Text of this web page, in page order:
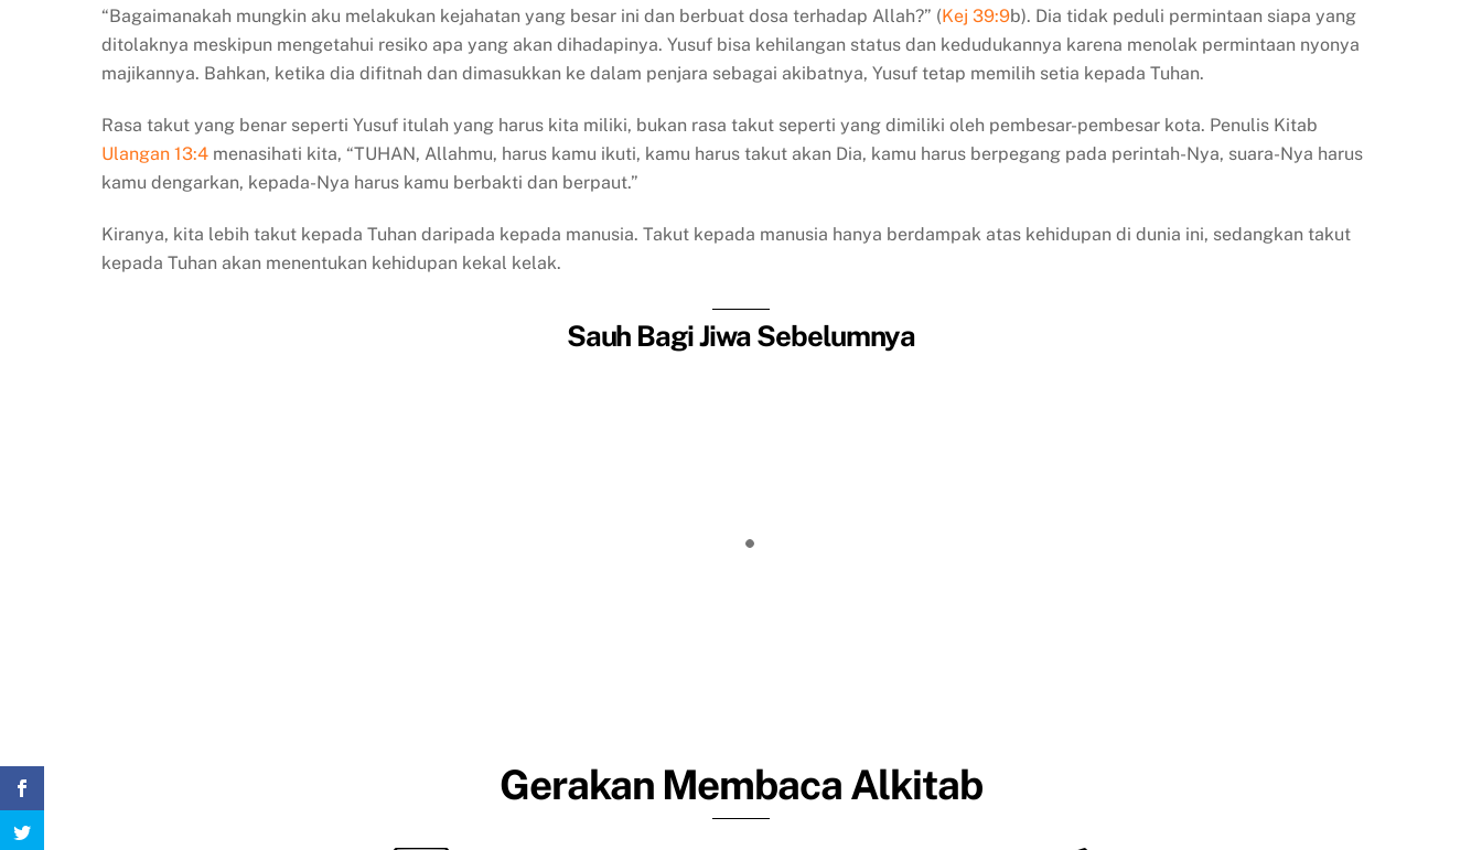
“Bagaimanakah mungkin aku melakukan kejahatan yang besar ini dan berbuat dosa terhadap Allah?” (Kej 39:9b). Dia tidak peduli permintaan siapa yang
ditolaknya meskipun mengetahui resiko apa yang akan dihadapinya. Yusuf bisa kehilangan status dan kedudukannya karena menolak permintaan nyonya
majikannya. Bahkan, ketika dia difitnah dan dimasukkan ke dalam penjara sebagai akibatnya, Yusuf tetap memilih setia kepada Tuhan.
Rasa takut yang benar seperti Yusuf itulah yang harus kita miliki, bukan rasa takut seperti yang dimiliki oleh pembesar-pembesar kota. Penulis Kitab
Ulangan 13:4 menasihati kita, “TUHAN, Allahmu, harus kamu ikuti, kamu harus takut akan Dia, kamu harus berpegang pada perintah-Nya, suara-Nya harus
kamu dengarkan, kepada-Nya harus kamu berbakti dan berpaut.”
Kiranya, kita lebih takut kepada Tuhan daripada kepada manusia. Takut kepada manusia hanya berdampak atas kehidupan di dunia ini, sedangkan takut
kepada Tuhan akan menentukan kehidupan kekal kelak.
Sauh Bagi Jiwa Sebelumnya
Gerakan Membaca Alkitab